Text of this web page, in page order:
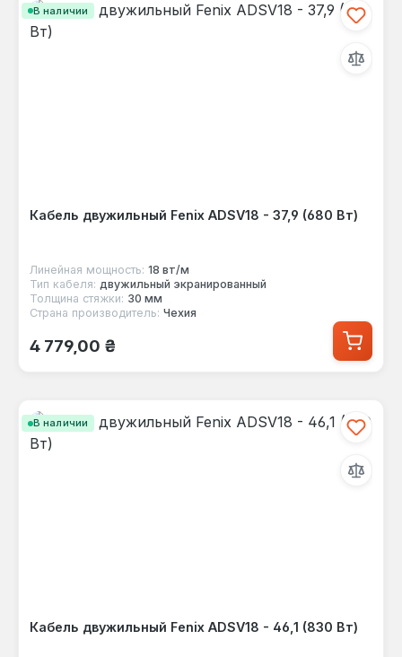
В наличии
Кабель двужильный Fenix ADSV18 - 37,9 (680 Вт)
Линейная мощность: 18 вт/м
Тип кабеля: двужильный экранированный
Толщина стяжки: 30 мм
Страна производитель: Чехия
Обычная цена:
4 779,00 ₴
В наличии
Кабель двужильный Fenix ADSV18 - 46,1 (830 Вт)